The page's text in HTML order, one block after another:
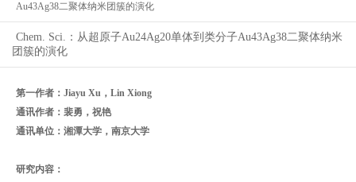
Au43Ag38二聚体纳米团簇的演化
Chem. Sci.：从超原子Au24Ag20单体到类分子Au43Ag38二聚体纳米
团簇的演化
第一作者：Jiayu Xu，Lin Xiong
通讯作者：裴勇，祝艳
通讯单位：湘潭大学，南京大学
研究内容：